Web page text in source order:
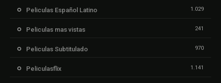
Peliculas Español Latino 1.029
Peliculas mas vistas 241
Peliculas Subtitulado 970
Peliculasflix 1.141